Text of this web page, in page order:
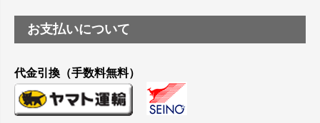
お支払いについて
代金引換（手数料無料）